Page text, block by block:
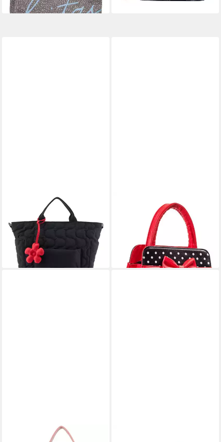
SEIDENFELT MANUFAKTUR
Handtasche Tote Bag
69,90 €
lieferbar - in 2-3 Werktagen bei dir
Handtasche Carla Polka Dot
Schwarz, Vintage Kunstleder
Zierschleife
44,90 €
lieferbar - in 2-3 Werktagen bei dir
FRITZI AUS PREUSSEN